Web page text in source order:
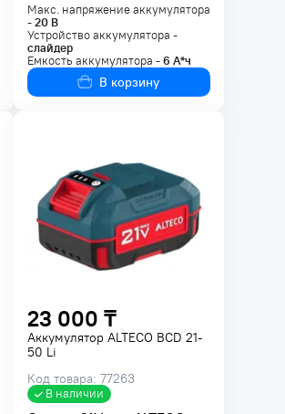
Макс. напряжение аккумулятора
-20В
Устройство аккумулятора -
слайдер
Емкость аккумулятора -6 А*ч
В корзину
23 000 ₸
Аккумулятор ALTECO BCD 21-
50 Li
Код товара: 77263
В наличии